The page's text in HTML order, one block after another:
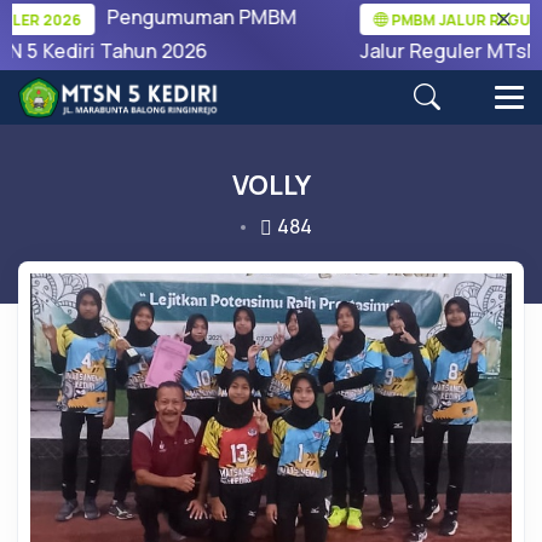
2026
Pengumuman PMBM
5 Kediri Tahun 2026
PMBM JALUR
Jalur Reguler MTsN
VOLLY
484